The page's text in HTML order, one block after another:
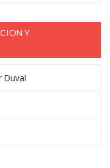
Y
Duval